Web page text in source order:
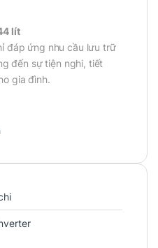
lít
đáp ứng nhu cầu lưu trữ
đến sự tiện nghi, tiết
gia đình.